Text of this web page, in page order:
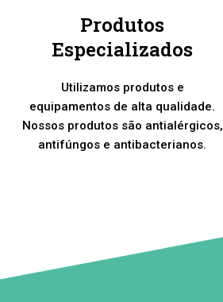
Produtos
Especializados
Utilizamos produtos e
equipamentos de alta qualidade.
Nossos produtos são antialérgicos,
antifúngos e antibacterianos.